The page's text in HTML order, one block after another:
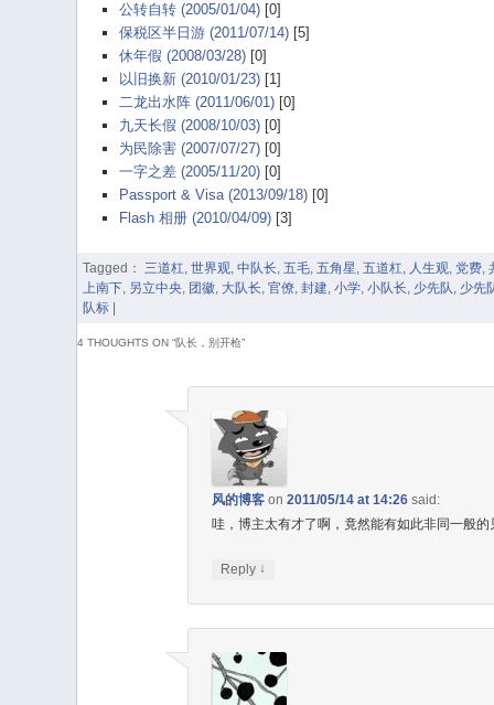
公转自转 (2005/01/04)[0]
保税区半日游 (2011/07/14)[5]
休年假 (2008/03/28)[0]
以旧换新 (2010/01/23)[1]
二龙出水阵 (2011/06/01)[0]
九天长假 (2008/10/03)[0]
为民除害 (2007/07/27)[0]
一字之差 (2005/11/20)[0]
Passport & Visa (2013/09/18)[0]
Flash 相册 (2010/04/09)[3]
Tagged： 三道杠, 世界观, 中队长, 五毛, 五角星, 五道杠, 人生观, 党费,
上南下, 另立中央, 团徽, 大队长, 官僚, 封建, 小学, 小队长, 少先队, 少先
队标
4 THOUGHTS ON “队长，别开枪”
风的博客on 2011/05/14 at 14:26 said:
哇，博主太有才了啊，竟然能有如此非同一般的
Reply ↓